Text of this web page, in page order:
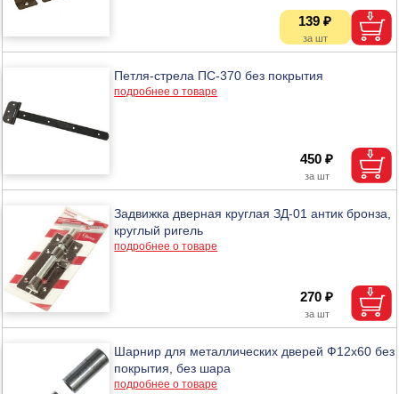
139 ₽
Петля-стрела ПС-370 без покрытия
подробнее о товаре
450 ₽
Задвижка дверная круглая ЗД-01 антик бронза,
круглый ригель
подробнее о товаре
270 ₽
Шарнир для металлических дверей Ф12х60 без
покрытия, без шара
подробнее о товаре